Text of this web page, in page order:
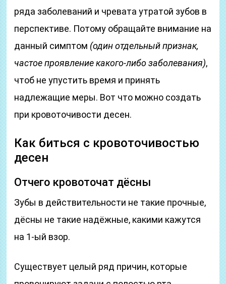
ряда заболеваний и чревата утратой зубов в
перспективе. Потому обращайте внимание на
данный симптом (один отдельный признак,
частое проявление какого-либо заболевания),
чтоб не упустить время и принять
надлежащие меры. Вот что можно создать
при кровоточивости десен.
Как биться с кровоточивостью
десен
Отчего кровоточат дёсны
Зубы в действительности не такие прочные,
дёсны не такие надёжные, какими кажутся
на 1-ый взор.
Существует целый ряд причин, которые